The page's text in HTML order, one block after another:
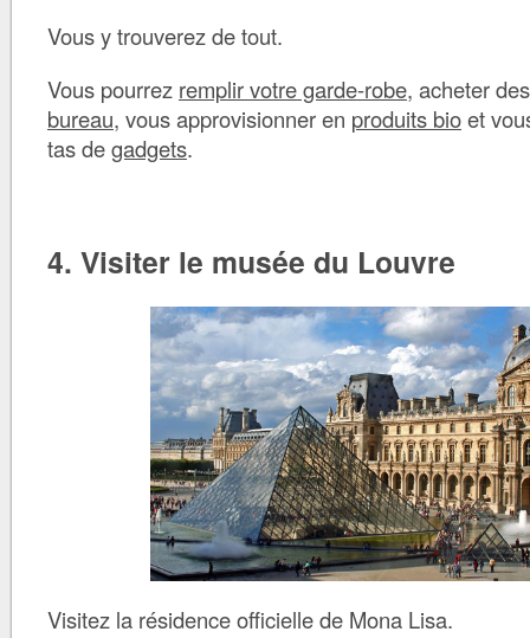
Vous y trouverez de tout.
Vous pourrez remplir votre garde-robe, acheter
bureau, vous approvisionner en produits bioet
tas degadgets.
4. Visiter le musée du Louvre
Visitez la résidence officielle de Mona Lisa.